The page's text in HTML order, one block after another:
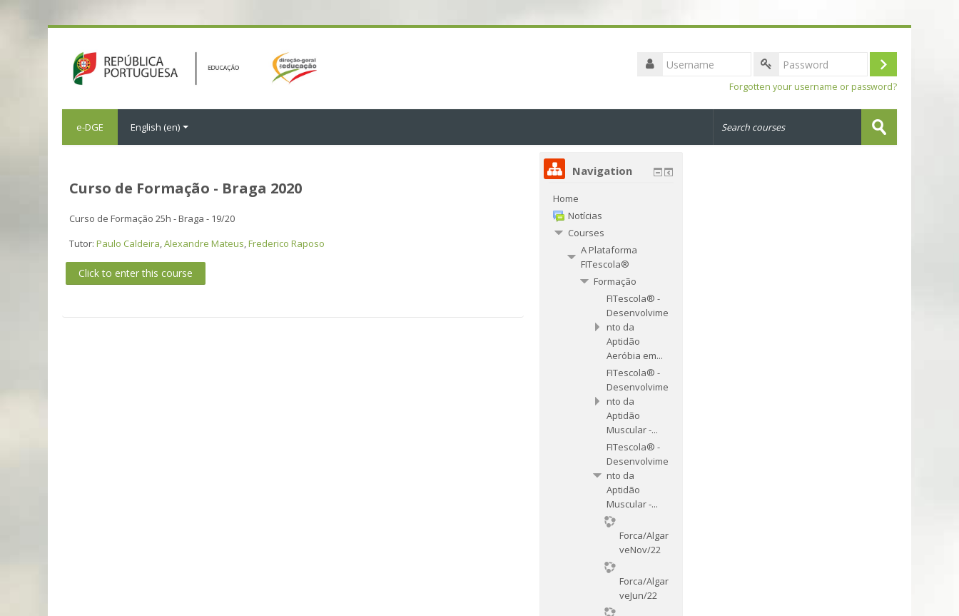
Username
Log
Forgotten your username or password?
e-DGE English ‎(en)‎
courses
Submit
Curso de Formação - Braga 2020
Curso de Formação 25h - Braga - 19/20
Tutor:Paulo Caldeira ,Alexandre Mateus ,Frederico Raposo
Click to enter this course
Navigation
Home
Notícias
Courses
A Plataforma
FITescola®
Formação
FITescola® -
Desenvolvime
nto da
Aptidão
Aeróbia em...
FITescola® -
Desenvolvime
nto da
Aptidão
Muscular -...
FITescola® -
Desenvolvime
nto da
Aptidão
Muscular -...
Forca/Algar
veNov/22
Forca/Algar
veJun/22